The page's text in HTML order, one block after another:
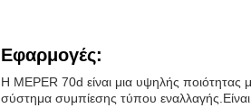
Εφαρμογές:
Η MEPER 70d είναι μια υψηλής
σύστημα συμπίεσης τύπου